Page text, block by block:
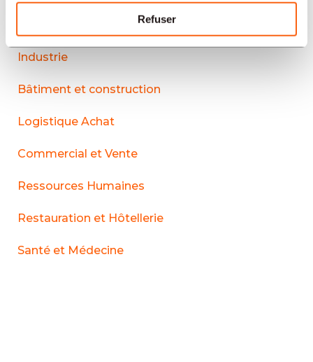
Refuser
Industrie
Bâtiment et construction
Logistique Achat
Commercial et Vente
Ressources Humaines
Restauration et Hôtellerie
Santé et Médecine